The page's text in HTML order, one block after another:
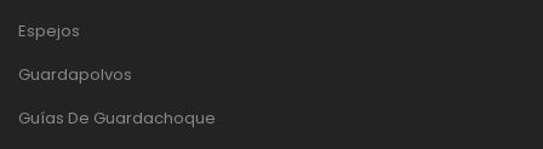
Espejos
Guardapolvos
Guías De Guardachoque